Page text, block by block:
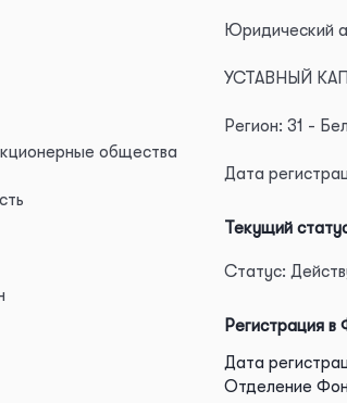
общества
Юридический
УСТАВНЫЙ
Регион: 31 -
Дата
Текущий
Статус:
Регистрация
Дата
Отделение